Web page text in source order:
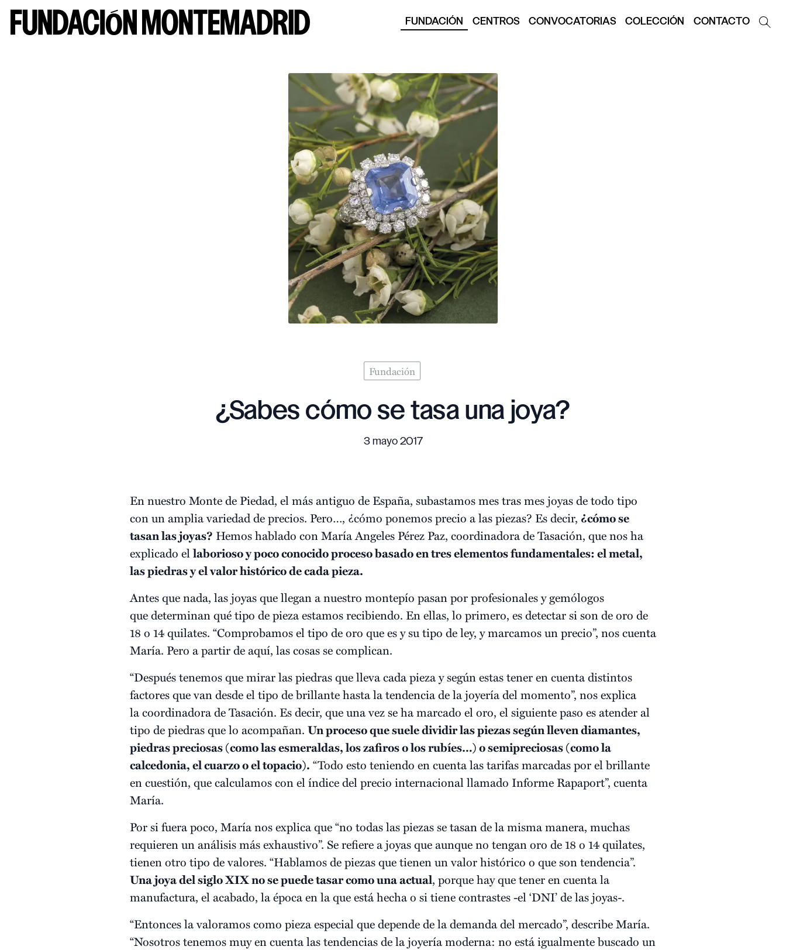
FUNDACIÓN CENTROS CONVOCATORIAS COLECCIÓN CONTACTO
Fundación
¿Sabes cómo se tasa una joya?
3 mayo 2017
En nuestro Monte de Piedad, el más antiguo de España, subastamos mes tras mes joyas de todo tipo
con un amplia variedad de precios. Pero…, ¿cómo ponemos precio a las piezas? Es decir, ¿cómo se
tasan las joyas? Hemos hablado con María Angeles Pérez Paz, coordinadora de Tasación, que nos ha
explicado ellaborioso y poco conocido proceso basado en tres elementos fundamentales: el metal,
las piedras y el valor histórico de cada pieza.
Antes que nada, las joyas que llegan a nuestro montepío pasan por profesionales y gemólogos
que determinan qué tipo de pieza estamos recibiendo. En ellas, lo primero, es detectar si son de oro de
18 o 14 quilates. “Comprobamos el tipo de oro que es y su tipo de ley, y marcamos un precio”, nos cuenta
María. Pero a partir de aquí, las cosas se complican.
“Después tenemos que mirar las piedras que lleva cada pieza y según estas tener en cuenta distintos
factores que van desde el tipo de brillante hasta la tendencia de la joyería del momento”, nos explica
la coordinadora de Tasación. Es decir, que una vez se ha marcado el oro, el siguiente paso es atender al
tipo de piedras que lo acompañan. Un proceso que suele dividir las piezas según lleven diamantes,
piedras preciosas (como las esmeraldas, los zafiros o los rubíes…) o semipreciosas (como la
calcedonia, el cuarzo o el topacio). “Todo esto teniendo en cuenta las tarifas marcadas por el brillante
en cuestión, que calculamos con el índice del precio internacional llamado Informe Rapaport”, cuenta
María.
Por si fuera poco, María nos explica que “no todas las piezas se tasan de la misma manera, muchas
requieren un análisis más exhaustivo”. Se refiere a joyas que aunque no tengan oro de 18 o 14 quilates,
tienen otro tipo de valores. “Hablamos de piezas que tienen un valor histórico o que son tendencia”.
Una joya del siglo XIX no se puede tasar como una actual, porque hay que tener en cuenta la
manufactura, el acabado, la época en la que está hecha o si tiene contrastes -el ‘DNI’ de las joyas-.
“Entonces la valoramos como pieza especial que depende de la demanda del mercado”, describe María.
“Nosotros tenemos muy en cuenta las tendencias de la joyería moderna: no está igualmente buscado un